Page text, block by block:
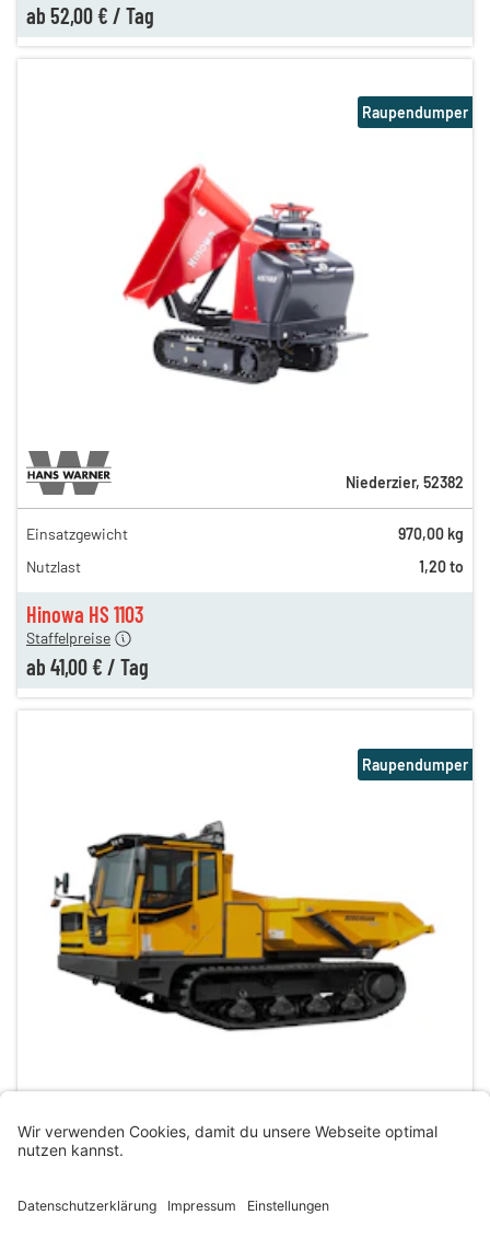
ab 52,00 € / Tag
Hinowa HS 1103
94,00 €
75,00 €
Staffelpreise
ab 41,00 € / Tag
Raupendumper
Niederzier, 52382
Einsatzgewicht
970,00 kg
Nutzlast
1,20 to
473,00 €
Raupendumper
+ weitere Standorte